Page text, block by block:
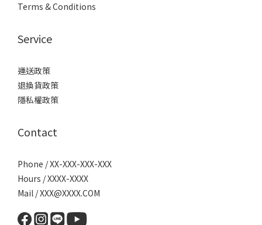
Terms & Conditions
Service
運送政策
退換貨政策
隱私權政策
Contact
Phone / XX-XXX-XXX-XXX
Hours / XXXX-XXXX
Mail / XXX@XXXX.COM